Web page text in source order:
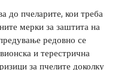
до пчеларите, кои треба
мерки за заштита на
редовно се
и терестрична
за пчелите доколку